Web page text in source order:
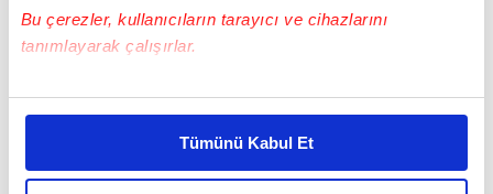
Bu çerezler, kullanıcıların tarayıcı ve cihazlarını
tanımlayarak çalışırlar.
Bu çerezlere izin vermeniz halinde sizlere özel
daha iyi reklam deneyimi yaşatabiliriz. Bunu yaparken
amacımızın size daha iyi bir reklam deneyimi sunmak
Tümünü Kabul Et